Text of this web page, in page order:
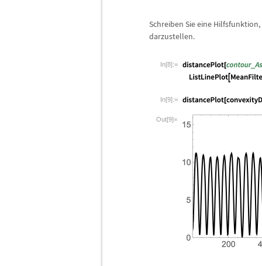
Schreiben Sie eine
darzustellen.
In[8]:=
In[9]:=
Out[9]=